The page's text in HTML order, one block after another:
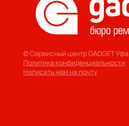
© Сервисный центр GADGET
Политика конфиденциальности
Написать нам на почту